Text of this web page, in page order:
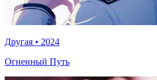
Другая • 2024
Огненный Путь